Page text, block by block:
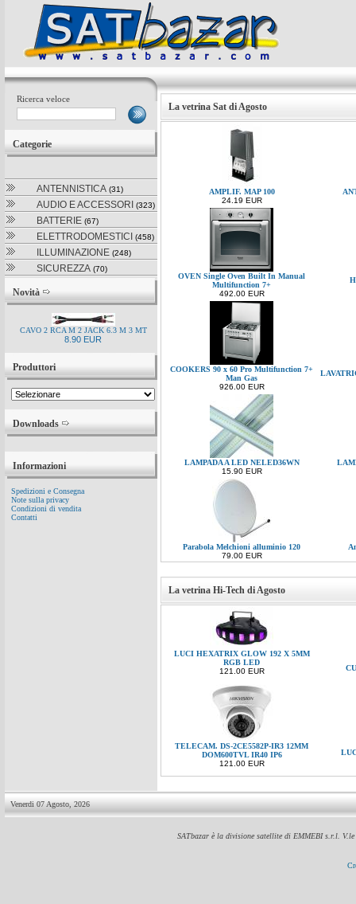
Ricerca veloce
Categorie
ANTENNISTICA (31)
AUDIO E ACCESSORI (323)
BATTERIE (67)
ELETTRODOMESTICI (458)
ILLUMINAZIONE (248)
SICUREZZA (70)
Novità
CAVO 2 RCA M 2 JACK 6.3 M 3 MT
8.90 EUR
Produttori
Downloads
Informazioni
Spedizioni e Consegna
Note sulla privacy
Condizioni di vendita
Contatti
La vetrina Sat di Agosto
AMPLIF. MAP 100
24.19 EUR
OVEN Single Oven Built In Manual
Multifunction 7+
492.00 EUR
COOKERS 90 x 60 Pro Multifunction 7+
Man Gas
926.00 EUR
LAMPADA A LED NELED36WN
15.90 EUR
Parabola Melchioni alluminio 120
79.00 EUR
La vetrina Hi-Tech di Agosto
LUCI HEXATRIX GLOW 192 X 5MM
RGB LED
121.00 EUR
TELECAM. DS-2CE5582P-IR3 12MM
DOM600TVL IR40 IP6
121.00 EUR
Venerdi 07 Agosto, 2026
SATbazar è la divisione satellite di EMMEBI s.r.l.